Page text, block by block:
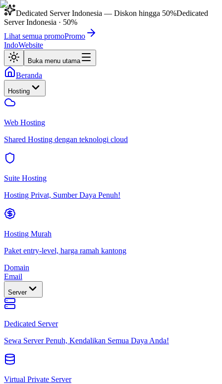
Dedicated Server Indonesia — Diskon hingga 50%Dedicated
Server Indonesia · 50%
Lihat semua promoPromo
IndoWebsite
Buka menu utama
Beranda
Hosting
Web Hosting
Shared Hosting dengan teknologi cloud
Suite Hosting
Hosting Privat, Sumber Daya Penuh!
Hosting Murah
Paket entry-level, harga ramah kantong
Domain
Email
Server
Dedicated Server
Sewa Server Penuh, Kendalikan Semua Daya Anda!
Virtual Private Server